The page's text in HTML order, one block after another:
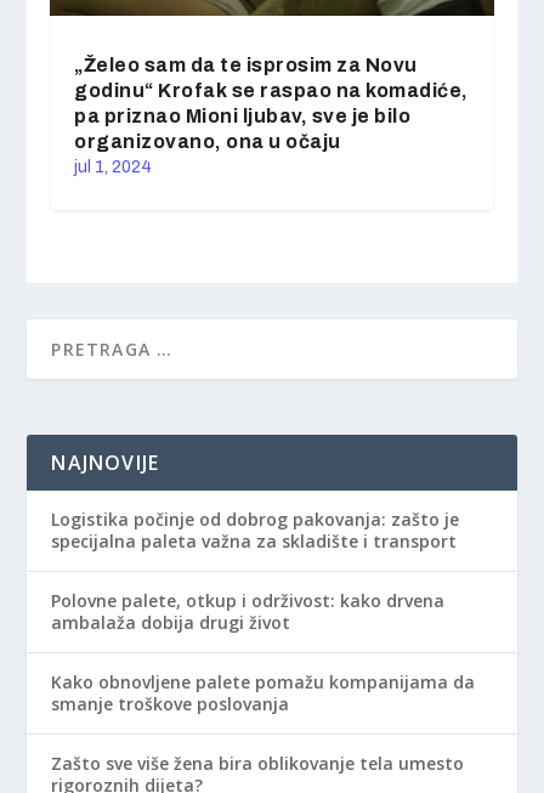
„Želeo sam da te isprosim za Novu
godinu“ Krofak se raspao na komadiće,
pa priznao Mioni ljubav, sve je bilo
organizovano, ona u očaju
jul 1, 2024
NAJNOVIJE
Logistika počinje od dobrog pakovanja: zašto je
specijalna paleta važna za skladište i transport
Polovne palete, otkup i održivost: kako drvena
ambalaža dobija drugi život
Kako obnovljene palete pomažu kompanijama da
smanje troškove poslovanja
Zašto sve više žena bira oblikovanje tela umesto
rigoroznih dijeta?